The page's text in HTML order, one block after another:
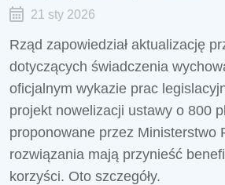
21 sty 2026
Rząd zapowiedział aktualizację
dotyczących świadczenia
oficjalnym wykazie prac
projekt nowelizacji ustawy o 800
proponowane przez Ministerstwo
rozwiązania mają przynieść
korzyści. Oto szczegóły.